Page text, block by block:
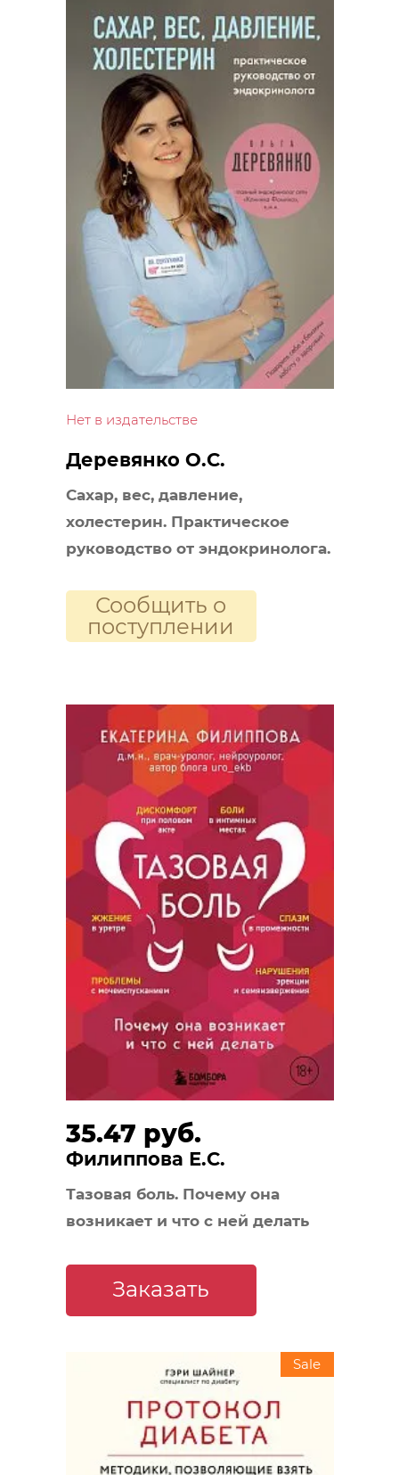
Нет в издательстве
Деревянко О.С.
Сахар, вес, давление,
холестерин. Практическое
руководство от эндокринолога.
Сообщить о
поступлении
35.47 руб.
Филиппова Е.С.
Тазовая боль. Почему она
возникает и что с ней делать
Заказать
Sale